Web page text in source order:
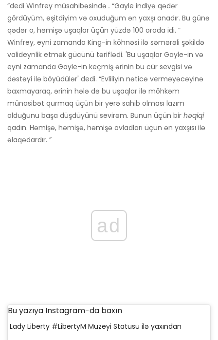
”dedi Winfrey müsahibəsində . “Gayle indiyə qədər
gördüyüm, eşitdiyim və oxuduğum ən yaxşı anadır. Bu günə
qədər o, həmişə uşaqlar üçün yüzdə 100 orada idi. ”
Winfrey, eyni zamanda King-in köhnəsi ilə səmərəli şəkildə
valideynlik etmək gücünü təriflədi. 'Bu uşaqlar Gayle-in və
eyni zamanda Gayle-in keçmiş ərinin bu cür sevgisi və
dəstəyi ilə böyüdülər' dedi. “Evliliyin nəticə verməyəcəyinə
baxmayaraq, ərinin hələ də bu uşaqlar ilə möhkəm
münasibət qurmaq üçün bir yerə sahib olması lazım
olduğunu başa düşdüyünü sevirəm. Bunun üçün bir həqiqi
qadın. Həmişə, həmişə, həmişə övladları üçün ən yaxşısı ilə
əlaqədardır. ”
ad
Bu yazıya Instagram-da baxın
Lady Liberty #LibertyM Muzeyi Statusu ilə yaxından